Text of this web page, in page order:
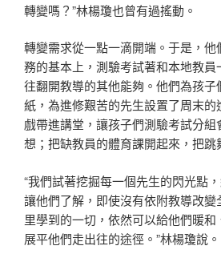
轉變嗎？”林楊瓊也曾有過搖動。
轉變需求從一點一滴開端。于是，
務的基本上，測驗考試著和本地教員
往翻開教導的其他能夠。他們為孩子
紙，為進修艱苦的先生設置了周末
戲帶進講堂，讓孩子們測驗考試分組
想；把缺教員的體育課開起來，把跳
“我們試著挖掘每一個先生的閃光點
讓他們了解，即使沒有依附教導改
里學到的一切，依然可以給他們暖和
展平他們走出往的途徑。”林楊瓊說。